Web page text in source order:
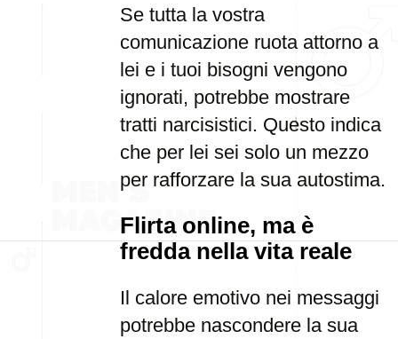
Se tutta la vostra
comunicazione ruota attorno a
lei e i tuoi bisogni vengono
ignorati, potrebbe mostrare
tratti narcisistici. Questo indica
che per lei sei solo un mezzo
per rafforzare la sua autostima.
Flirta online, ma è
fredda nella vita reale
Il calore emotivo nei messaggi
potrebbe nascondere la sua